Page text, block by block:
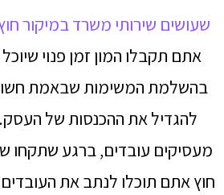
שעושים שירותי משרד במיקור
אתם תקבלו המון זמן פנוי
בהשלמת המשימות שבאמת
להגדיל את ההכנסות של
מעסיקים עובדים, ברגע שתקחו
חוץ אתם תוכלו לנתב את העובדים